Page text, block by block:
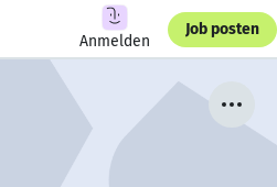
Anmelden
Job posten